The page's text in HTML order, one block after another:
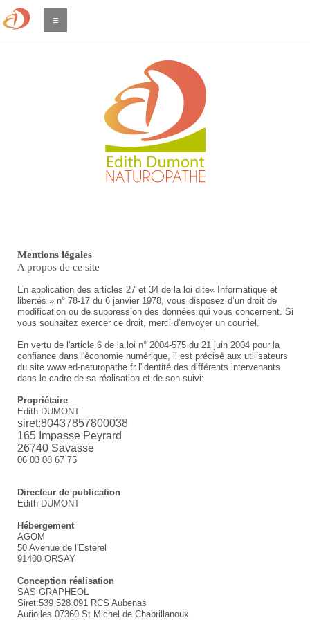
☰
Mentions légales
A propos de ce site
En application des articles 27 et 34 de la loi dite« Informatique et
libertés » n° 78-17 du 6 janvier 1978, vous disposez d’un droit de
modification ou de suppression des données qui vous concernent. Si
vous souhaitez exercer ce droit, merci d’envoyer un courriel.
En vertu de l'article 6 de la loi n° 2004-575 du 21 juin 2004 pour la
confiance dans l'économie numérique, il est précisé aux utilisateurs
du site www.ed-naturopathe.fr l'identité des différents intervenants
dans le cadre de sa réalisation et de son suivi:
Propriétaire
Edith DUMONT
siret:80437857800038
165 Impasse Peyrard
26740 Savasse
06 03 08 67 75
Directeur de publication
Edith DUMONT
Hébergement
AGOM
50 Avenue de l'Esterel
91400 ORSAY
Conception réalisation
SAS GRAPHEOL
Siret:539 528 091 RCS Aubenas
Auriolles 07360 St Michel de Chabrillanoux